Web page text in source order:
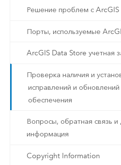
Решение проблем с ArcGIS
Порты, используемые
ArcGIS Data Store учетная
Проверка наличия и
исправлений и
обеспечения
Вопросы, обратная связь и
информация
Copyright Information